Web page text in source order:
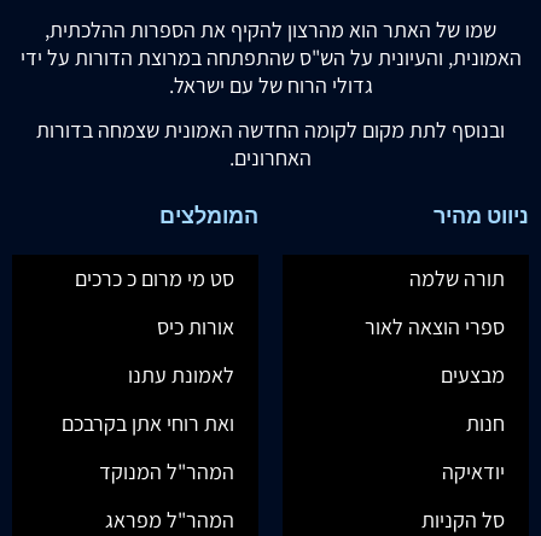
שמו של האתר הוא מהרצון להקיף את הספרות ההלכתית,
האמונית, והעיונית על הש"ס שהתפתחה במרוצת הדורות על ידי
גדולי הרוח של עם ישראל.
ובנוסף לתת מקום לקומה החדשה האמונית שצמחה בדורות
האחרונים.
ניווט מהיר
תורה שלמה
ספרי הוצאה לאור
מבצעים
חנות
יודאיקה
סל הקניות
המומלצים
סט מי מרום כ כרכים
אורות כיס
לאמונת עתנו
ואת רוחי אתן בקרבכם
המהר"ל המנוקד
המהר"ל מפראג